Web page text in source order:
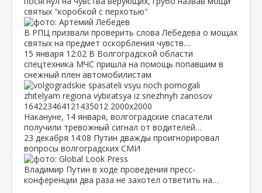
святых "коробкой с перхотью"
В РПЦ призвали проверить слова Лебедева о мощах
святых на предмет оскорбления чувств…
15 января 12:02 В Волгоградской области
спецтехника МЧС пришла на помощь попавшим в
снежный плен автомобилистам
Накануне, 14 января, волгоградские спасатели
получили тревожный сигнал от водителей…
23 декабря 14:08 Путин дважды проигнорировал
вопросы волгоградских СМИ
Владимир Путин в ходе проведения пресс-
конференции два раза не захотел ответить на…